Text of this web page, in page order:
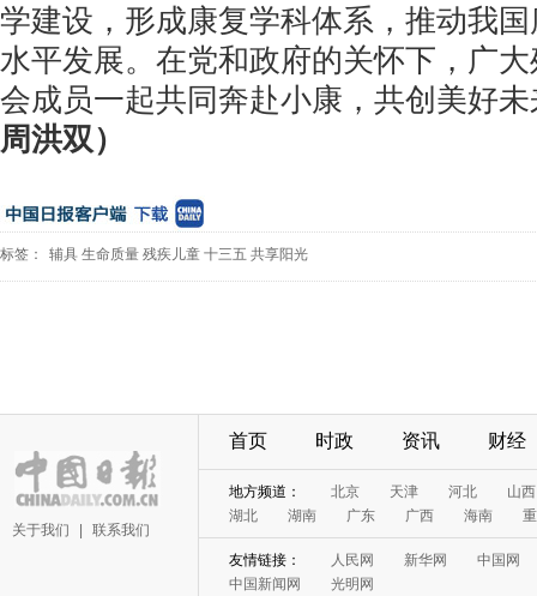
学建设，形成康复学科体系，推动我
水平发展。在党和政府的关怀下，广
会成员一起共同奔赴小康，共创美好
周洪双）
标签： 辅具 生命质量 残疾儿童 十三五 共享阳光
关于我们 联系我们
首页 时政 资讯 财经
地方频道： 北京 天津 河北
山西
湖北
湖南 广东 广西 海南
友情链接： 人民网 新华网
中国网
中国新闻网
光明网